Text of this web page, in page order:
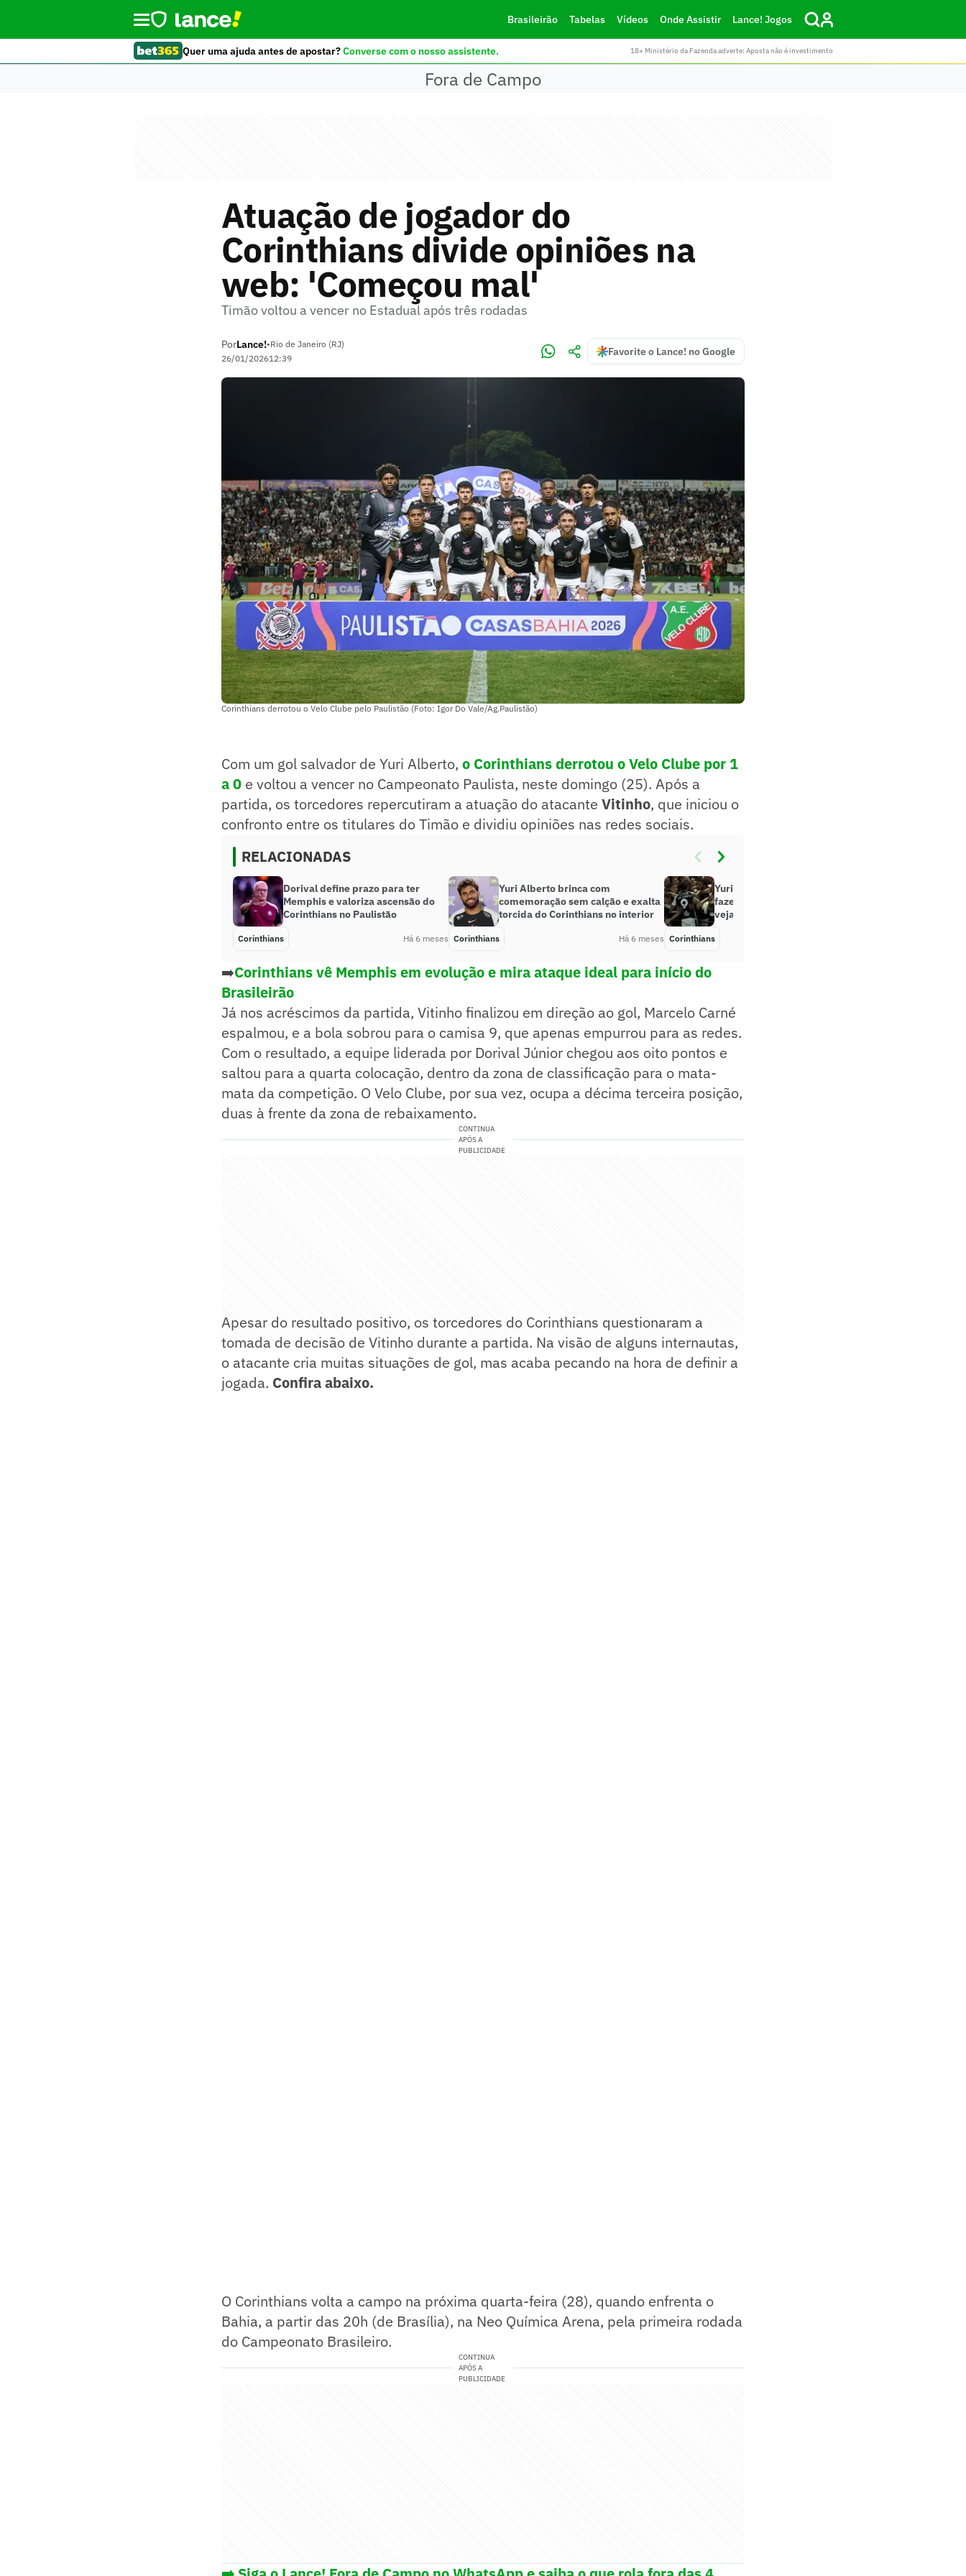
Brasileirão Tabelas Vídeos Onde Assistir Lance! Jogos
Quer uma ajuda antes de apostar?Converse com o nosso assistente. 18+ Ministério da Fazenda adverte: Aposta não é investimento
Fora de Campo
Atuação de jogador do
Corinthians divide opiniões na
web: 'Começou mal'
Timão voltou a vencer no Estadual após três rodadas
PorLance!•Rio de Janeiro (RJ)
26/01/202612:39
Favorite o Lance! no Google
Corinthians derrotou o Velo Clube pelo Paulistão (Foto: Igor Do Vale/Ag.Paulistão)
Com um gol salvador de Yuri Alberto, o Corinthians derrotou o Velo Clube por 1
a 0 e voltou a vencer no Campeonato Paulista, neste domingo (25). Após a
partida, os torcedores repercutiram a atuação do atacante Vitinho, que iniciou o
confronto entre os titulares do Timão e dividiu opiniões nas redes sociais.
RELACIONADAS
Dorival define prazo para ter
Memphis e valoriza ascensão do
Corinthians no Paulistão
Corinthians Há 6 meses
Yuri Alberto brinca com
comemoração sem calção e exalta
torcida do Corinthians no interior
Corinthians Há 6 meses
Yuri Alberto fica de cueca após
fazer gol da vitória do Corinthians;
veja vídeo
Corinthians
➡️Corinthians vê Memphis em evolução e mira ataque ideal para início do
Brasileirão
Já nos acréscimos da partida, Vitinho finalizou em direção ao gol, Marcelo Carné
espalmou, e a bola sobrou para o camisa 9, que apenas empurrou para as redes.
Com o resultado, a equipe liderada por Dorival Júnior chegou aos oito pontos e
saltou para a quarta colocação, dentro da zona de classificação para o mata-
mata da competição. O Velo Clube, por sua vez, ocupa a décima terceira posição,
duas à frente da zona de rebaixamento.
CONTINUA
APÓS A
PUBLICIDADE
Apesar do resultado positivo, os torcedores do Corinthians questionaram a
tomada de decisão de Vitinho durante a partida. Na visão de alguns internautas,
o atacante cria muitas situações de gol, mas acaba pecando na hora de definir a
jogada. Confira abaixo.
O Corinthians volta a campo na próxima quarta-feira (28), quando enfrenta o
Bahia, a partir das 20h (de Brasília), na Neo Química Arena, pela primeira rodada
do Campeonato Brasileiro.
CONTINUA
APÓS A
PUBLICIDADE